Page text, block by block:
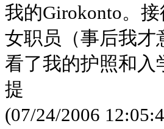
我的Girokonto。
女职员（事后我才
看了我的护照和入
提
(07/24/2006